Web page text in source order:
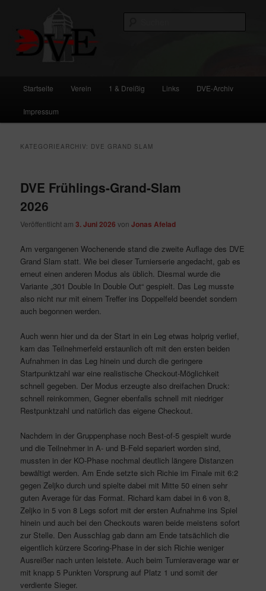
Inhalt
springen
Inhalt
springenDVE
Startseite Verein 1 & Dreißig Links DVE-Archiv
Impressum
KATEGORIEARCHIV: DVE GRAND SLAM
DVE Frühlings-Grand-Slam
2026
Veröffentlicht am3. Juni 2026 vonJonas Afelad
Am vergangenen Wochenende stand die zweite Auflage des DVE
Grand Slam statt. Wie bei dieser Turnierserie angedacht, gab es
erneut einen anderen Modus als üblich. Diesmal wurde die
Variante „301 Double In Double Out“ gespielt. Das Leg musste
also nicht nur mit einem Treffer ins Doppelfeld beendet sondern
auch begonnen werden.
Auch wenn hier und da der Start in ein Leg etwas holprig verlief,
kam das Teilnehmerfeld erstaunlich oft mit den ersten beiden
Aufnahmen in das Leg hinein und durch die geringere
Startpunktzahl war eine realistische Checkout-Möglichkeit
schnell gegeben. Der Modus erzeugte also dreifachen Druck:
schnell reinkommen, Gegner ebenfalls schnell mit niedriger
Restpunktzahl und natürlich das eigene Checkout.
Nachdem in der Gruppenphase noch Best-of-5 gespielt wurde
und die Teilnehmer in A- und B-Feld separiert worden sind,
mussten in der KO-Phase nochmal deutlich längere Distanzen
bewältigt werden. Am Ende setzte sich Richie im Finale mit 6:2
gegen Zeljko durch und spielte dabei mit Mitte 50 einen sehr
guten Average für das Format. Richard kam dabei in 6 von 8,
Zeljko in 5 von 8 Legs sofort mit der ersten Aufnahme ins Spiel
hinein und auch bei den Checkouts waren beide meistens sofort
zur Stelle. Den Ausschlag gab dann am Ende tatsächlich die
eigentlich kürzere Scoring-Phase in der sich Richie weniger
Ausreißer nach unten leistete. Auch beim Turnieraverage war er
mit knapp 5 Punkten Vorsprung auf Platz 1 und somit der
verdiente Sieger.